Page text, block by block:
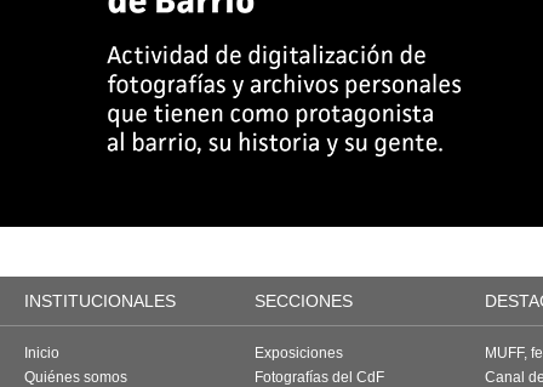
INSTITUCIONALES SECCIONES
Inicio
Quiénes somos
Exposiciones
Fotografías del CdF
MUFF,
Canal